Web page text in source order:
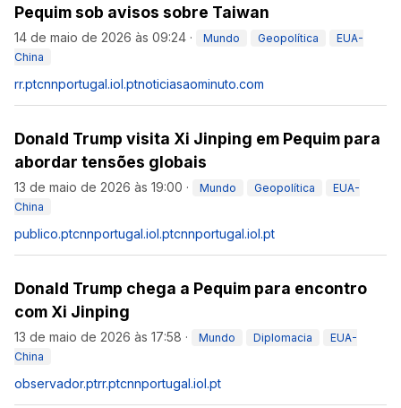
Pequim sob avisos sobre Taiwan
14 de maio de 2026 às 09:24 · Mundo Geopolítica
EUA-
China
rr.ptcnnportugal.iol.ptnoticiasaominuto.com
Donald Trump visita Xi Jinping em Pequim para
abordar tensões globais
13 de maio de 2026 às 19:00 · Mundo Geopolítica
EUA-
China
publico.ptcnnportugal.iol.ptcnnportugal.iol.pt
Donald Trump chega a Pequim para encontro
com Xi Jinping
13 de maio de 2026 às 17:58 · Mundo Diplomacia
EUA-
China
observador.ptrr.ptcnnportugal.iol.pt